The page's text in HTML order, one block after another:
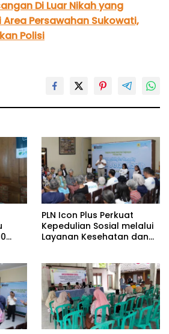
Di Luar Nikah yang
Area Persawahan Sukowati,
Polisi
PLN Icon Plus Perkuat
Kepedulian Sosial melalui
Layanan Kesehatan dan